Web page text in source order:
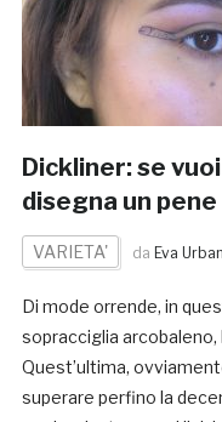
Dickliner: se
disegna un
VARIETA' da Eva
Di mode orrende, in
sopracciglia
Quest’ultima,
superare perfino la